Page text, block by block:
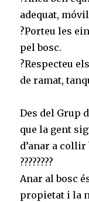
adequat,
?Porteu les
pel bosc.⠀
?Respecteu
de ramat,
Des del Grup
que la gent
d’anar a collir
????????⠀
Anar al bosc
propietat i la